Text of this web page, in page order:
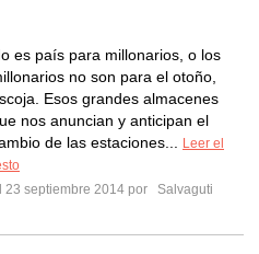
es país para millonarios, o los
no son para el otoño,
Esos grandes almacenes
nos anuncian y anticipan el
de las estaciones...
Leer el
23 septiembre 2014 por
Salvaguti